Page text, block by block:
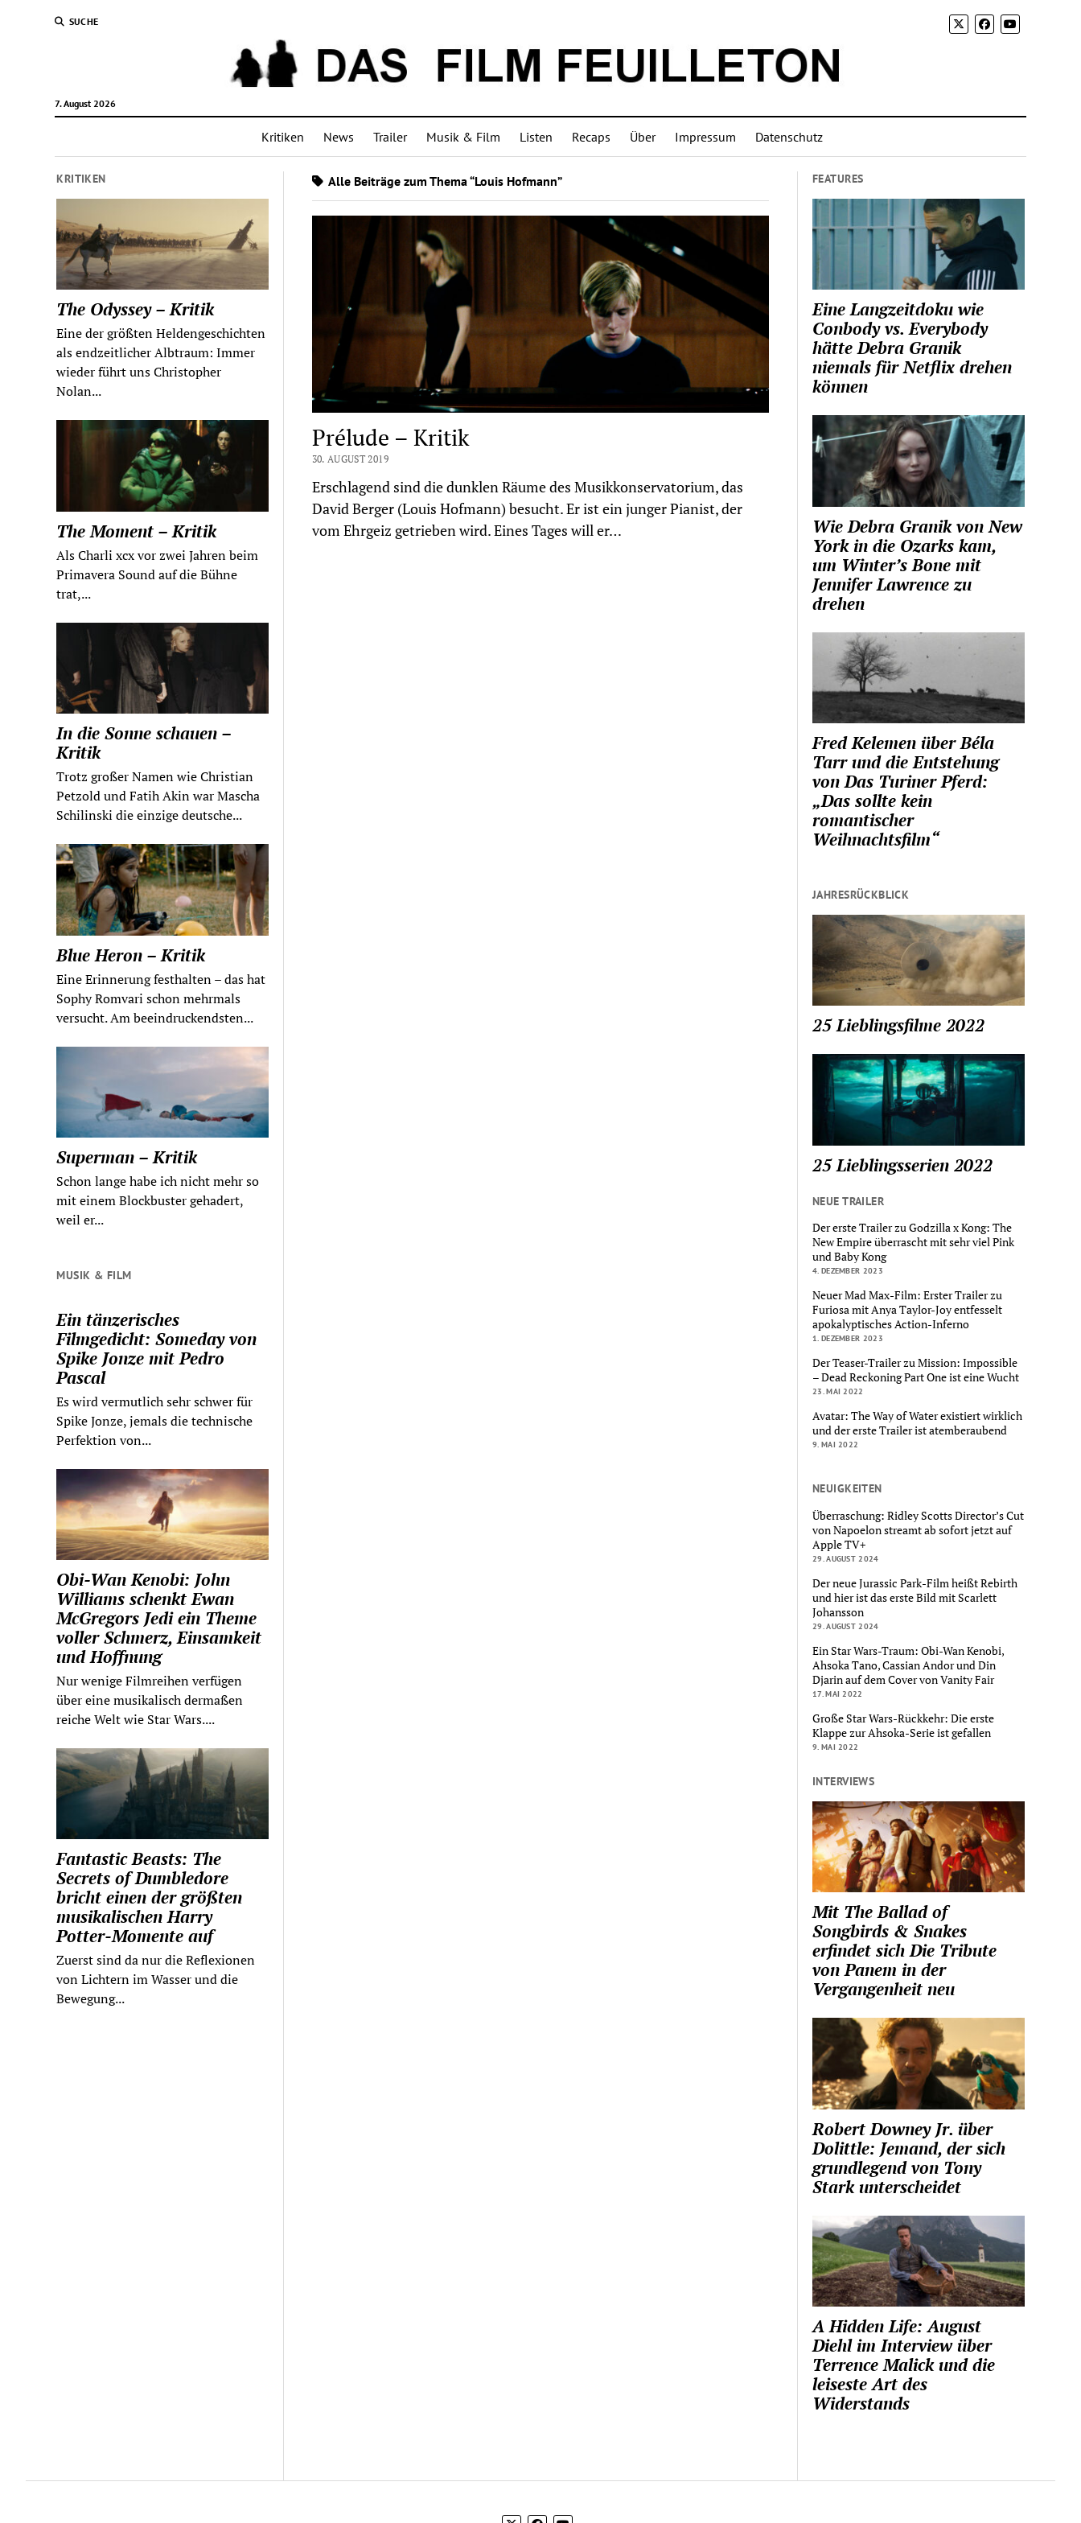
SUCHE
7. August 2026
Kritiken News Trailer Musik & Film Listen Recaps Über Impressum Datenschutz
KRITIKEN
The Odyssey – Kritik
Eine der größten Heldengeschichten
als endzeitlicher Albtraum: Immer
wieder führt uns Christopher
Nolan...
The Moment – Kritik
Als Charli xcx vor zwei Jahren beim
Primavera Sound auf die Bühne
trat,...
In die Sonne schauen –
Kritik
Trotz großer Namen wie Christian
Petzold und Fatih Akin war Mascha
Schilinski die einzige deutsche...
Blue Heron – Kritik
Eine Erinnerung festhalten – das hat
Sophy Romvari schon mehrmals
versucht. Am beeindruckendsten...
Superman – Kritik
Schon lange habe ich nicht mehr so
mit einem Blockbuster gehadert,
weil er...
MUSIK & FILM
Ein tänzerisches
Filmgedicht: Someday von
Spike Jonze mit Pedro
Pascal
Es wird vermutlich sehr schwer für
Spike Jonze, jemals die technische
Perfektion von...
Obi-Wan Kenobi: John
Williams schenkt Ewan
McGregors Jedi ein Theme
voller Schmerz, Einsamkeit
und Hoffnung
Nur wenige Filmreihen verfügen
über eine musikalisch dermaßen
reiche Welt wie Star Wars....
Fantastic Beasts: The
Secrets of Dumbledore
bricht einen der größten
musikalischen Harry
Potter-Momente auf
Zuerst sind da nur die Reflexionen
von Lichtern im Wasser und die
Bewegung...
Alle Beiträge zum Thema “Louis Hofmann”
Prélude – Kritik
30. AUGUST 2019
Erschlagend sind die dunklen Räume des Musikkonservatorium, das
David Berger (Louis Hofmann) besucht. Er ist ein junger Pianist, der
vom Ehrgeiz getrieben wird. Eines Tages will er…
FEATURES
Eine Langzeitdoku wie
Conbody vs. Everybody
hätte Debra Granik
niemals für Netflix drehen
können
Wie Debra Granik von New
York in die Ozarks kam,
um Winter’s Bone mit
Jennifer Lawrence zu
drehen
Fred Kelemen über Béla
Tarr und die Entstehung
von Das Turiner Pferd:
„Das sollte kein
romantischer
Weihnachtsfilm“
JAHRESRÜCKBLICK
25 Lieblingsfilme 2022
25 Lieblingsserien 2022
NEUE TRAILER
Der erste Trailer zu Godzilla x Kong: The
New Empire überrascht mit sehr viel Pink
und Baby Kong
4. DEZEMBER 2023
Neuer Mad Max-Film: Erster Trailer zu
Furiosa mit Anya Taylor-Joy entfesselt
apokalyptisches Action-Inferno
1. DEZEMBER 2023
Der Teaser-Trailer zu Mission: Impossible
– Dead Reckoning Part One ist eine Wucht
23. MAI 2022
Avatar: The Way of Water existiert wirklich
und der erste Trailer ist atemberaubend
9. MAI 2022
NEUIGKEITEN
Überraschung: Ridley Scotts Director’s Cut
von Napoelon streamt ab sofort jetzt auf
Apple TV+
29. AUGUST 2024
Der neue Jurassic Park-Film heißt Rebirth
und hier ist das erste Bild mit Scarlett
Johansson
29. AUGUST 2024
Ein Star Wars-Traum: Obi-Wan Kenobi,
Ahsoka Tano, Cassian Andor und Din
Djarin auf dem Cover von Vanity Fair
17. MAI 2022
Große Star Wars-Rückkehr: Die erste
Klappe zur Ahsoka-Serie ist gefallen
9. MAI 2022
INTERVIEWS
Mit The Ballad of
Songbirds & Snakes
erfindet sich Die Tribute
von Panem in der
Vergangenheit neu
Robert Downey Jr. über
Dolittle: Jemand, der sich
grundlegend von Tony
Stark unterscheidet
A Hidden Life: August
Diehl im Interview über
Terrence Malick und die
leiseste Art des
Widerstands